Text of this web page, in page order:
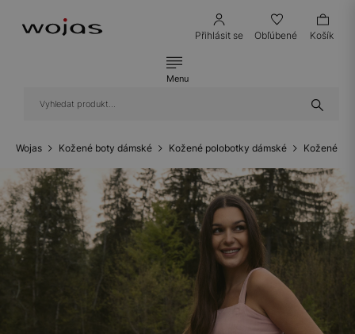
Přihlásit se Obľúbené Košík
Menu
Wojas Kožené boty dámské Kožené polobotky dámské Kožené